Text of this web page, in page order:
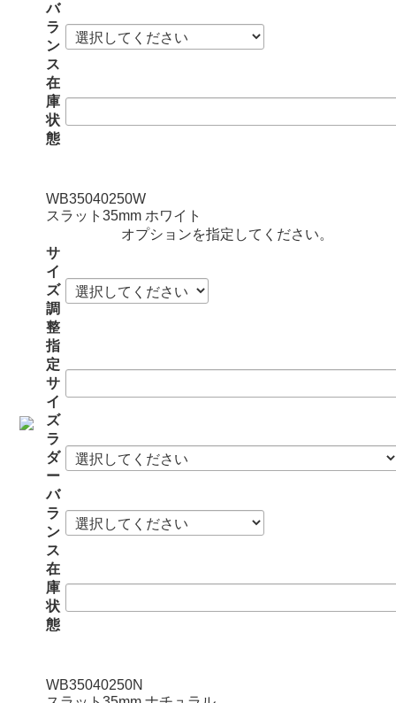
バ
ラ
ン
ス
在
庫
状
態
WB35040250W
スラット35mm ホワイト
オプションを指定してください。
サ
イ
ズ
調
整
指
定
サ
イ
ズ
ラ
ダ
ー
バ
ラ
ン
ス
在
庫
状
態
WB35040250N